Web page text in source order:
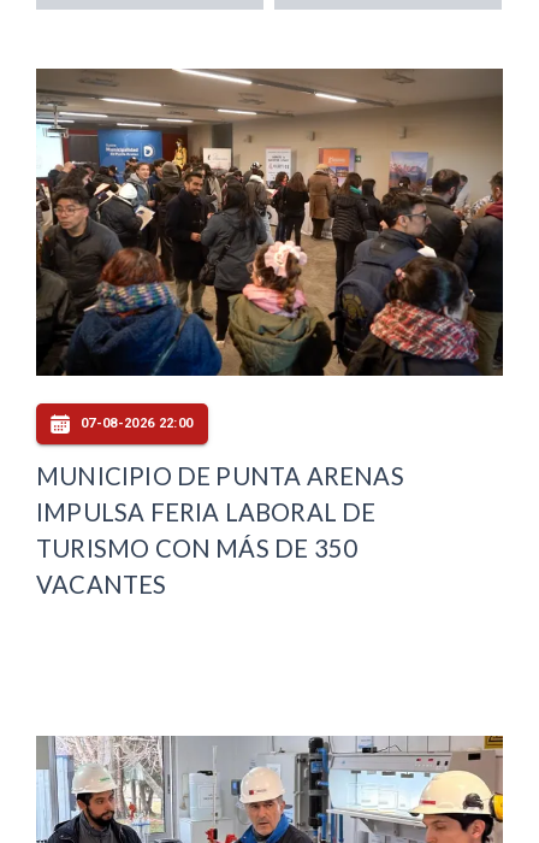
07-08-2026 22:00
MUNICIPIO DE PUNTA ARENAS
IMPULSA FERIA LABORAL DE
TURISMO CON MÁS DE 350
VACANTES